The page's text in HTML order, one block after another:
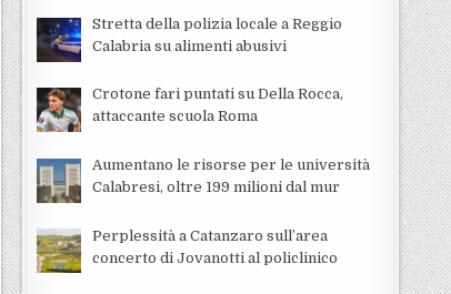
Stretta della polizia locale a Reggio
Calabria su alimenti abusivi
Crotone fari puntati su Della Rocca,
attaccante scuola Roma
Aumentano le risorse per le università
Calabresi, oltre 199 milioni dal mur
Perplessità a Catanzaro sull’area
concerto di Jovanotti al policlinico